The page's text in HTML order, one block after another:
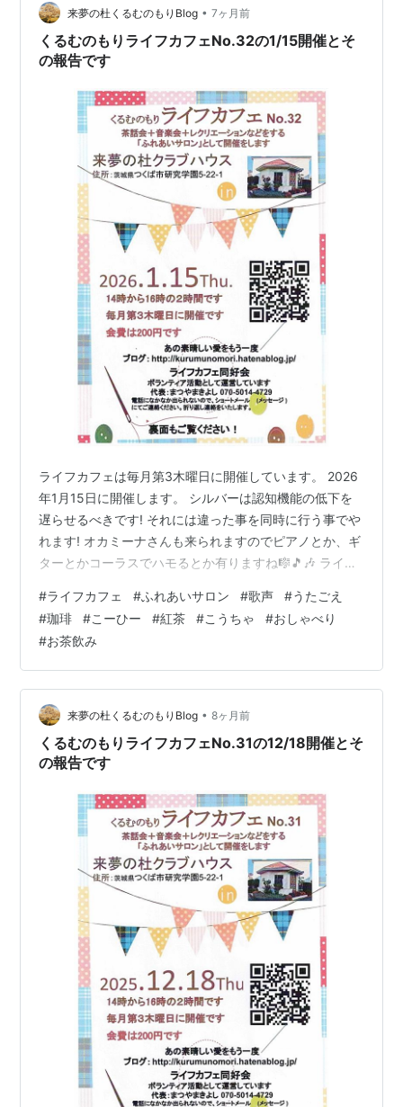
て使おうとしたテレビSHARPのAQUOSが壊れていて困
った話…
来夢の杜くるむのもりBlog • 7ヶ月前
くるむのもりライフカフェNo.32の1/15開催とそ
の報告です
ライフカフェは毎月第3木曜日に開催しています。 2026
年1月15日に開催します。 シルバーは認知機能の低下を
遅らせるべきです! それには違った事を同時に行う事でや
れます! オカミーナさんも来られますのでピアノとか、ギ
ターとかコーラスでハモるとか有りますね🎼🎵🎶 ライフ
づくり」ホームページにライフカフェが有りますが、現
在掲載内容新しくするために更新作業をしていますので
しばらくお待ちください！ ＜ライフカフェ1/15開催＞ ＜
ライフカフェ1/15報告＞ クラブハウスに当初から有るテ
レビが壊れていました。修理できればと思ったのです
が、この「来夢の…
#ライフカフェ #ふれあいサロン #歌声 #うたごえ
#珈琲 #こーひー #紅茶 #こうちゃ #おしゃべり
#お茶飲み
来夢の杜くるむのもりBlog • 8ヶ月前
くるむのもりライフカフェNo.31の12/18開催とそ
の報告です